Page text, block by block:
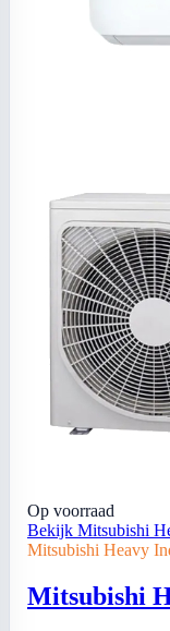
Op voorraad
Bekijk Mitsubishi
Mitsubishi Heavy
Mitsubishi